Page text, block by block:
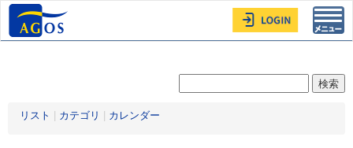
リスト カテゴリ カレンダー